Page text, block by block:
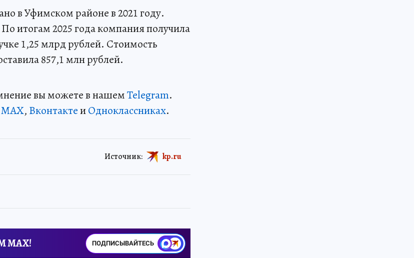
в Уфимском районе в 2021 году.
итогам 2025 года компания получила
1,25 млрд рублей. Стоимость
857,1 млн рублей.
вы можете в нашемTelegram.
MAX, ВконтактеиОдноклассниках.
Источник: kp.ru
MAX! ПОДПИСЫВАЙТЕСЬ